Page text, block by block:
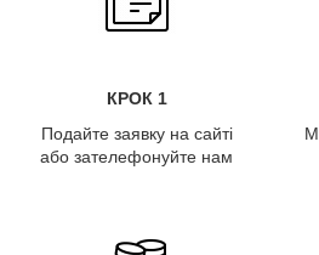
КРОК 1
Подайте заявку на сайті
або зателефонуйте нам